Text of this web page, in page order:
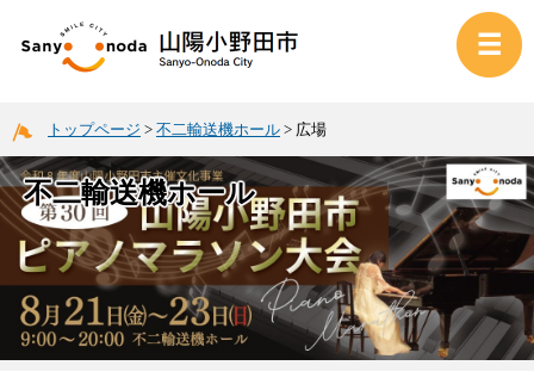
トップページ > 不二輸送機ホール > 広場
不二輸送機ホール